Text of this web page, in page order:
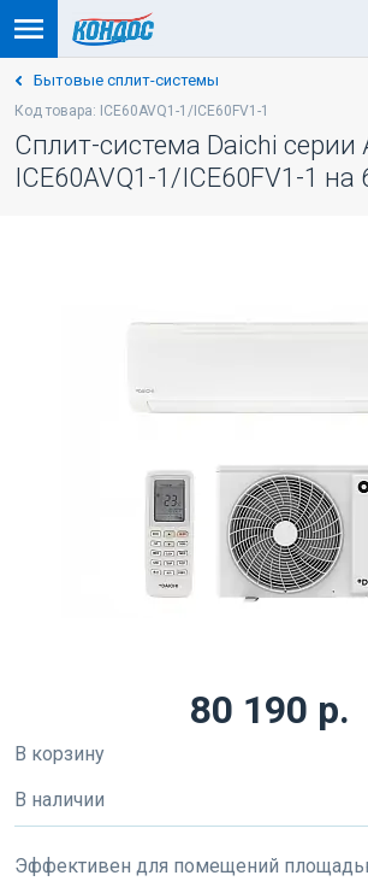
Бытовые сплит-системы
Код товара: ICE60AVQ1-1/ICE60FV1-1
Сплит-система Daichi серии
ICE60AVQ1-1/ICE60FV1-1 на
80 190 р.
В корзину
В наличии
Эффективен для помещений